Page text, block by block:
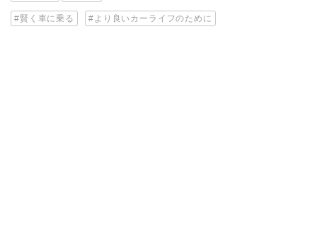
賢く車に乗る より良いカーライフのために